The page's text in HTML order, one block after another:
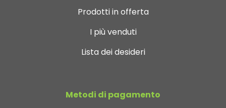
Prodotti in offerta
I più venduti
Lista dei desideri
Metodi di pagamento